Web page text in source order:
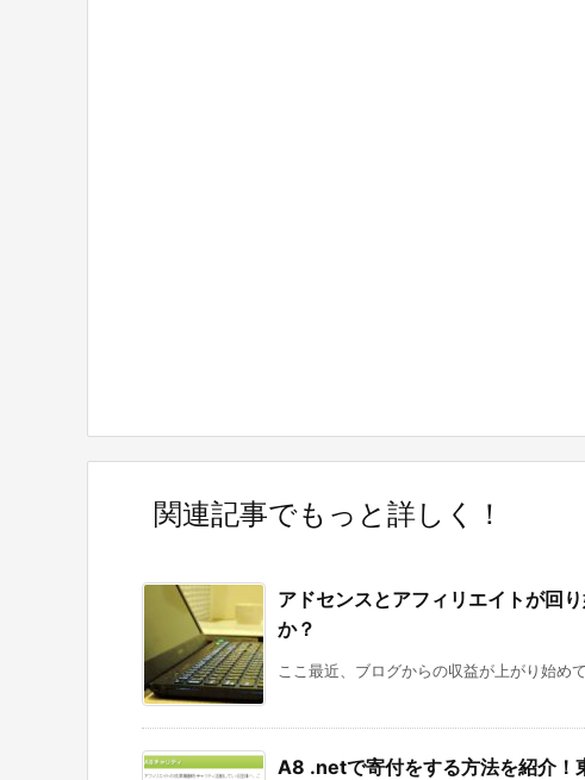
関連記事でもっと詳しく！
アドセンスとアフィリエイトが回
か？
ここ最近、ブログからの収益が上がり始め
A8 .netで寄付をする方法を紹介！